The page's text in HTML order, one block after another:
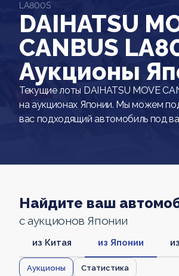
LA800S
DAIHATSU
CANBUS
Аукционы
Текущие лоты DAIHATSU MOVE
на аукционах Японии. Мы можем
вас подходящий автомобиль под
Найдите ваш
с аукционов Японии
из Китая из Японии
Аукционы Статистика